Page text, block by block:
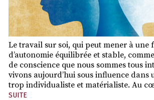
Le travail sur soi, qui peut mener à une
d’autonomie équilibrée et stable,
de conscience que nous sommes tous
vivons aujourd’hui sous influence dans
trop individualiste et matérialiste. Au
SUITE